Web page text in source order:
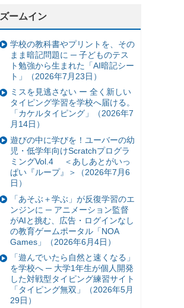
ズームイン
学校の教科書やプリントを、その
まま暗記問題に ─ 子どものテス
ト勉強から生まれた「AI暗記シー
ト」（2026年7月23日）
ミスを見逃さない ー 全く新しい
タイピング学習を学校へ届ける。
「カケルタイピング」（2026年7
月14日）
遊びの中に学びを！ユーバーの幼
児・低学年向けScratchプログラ
ミングVol.4 ＜あしあとがいっ
ぱい『ループ』＞（2026年7月6
日）
「あそぶ＋学ぶ」が反復学習のエ
ンジンに ─ アニメーション監督
がAIと挑む、広告・ログインなし
の教育ゲームポータル「NOA
Games」（2026年6月4日）
「遊んでいたら自然と速くなる」
を学校へ ─ 大学1年生が個人開発
した対戦型タイピング練習サイト
「タイピング無双」（2026年5月
29日）